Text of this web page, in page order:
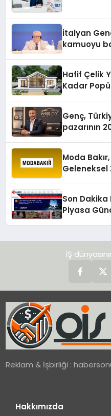
İtalyan
kamuoyu
Hafif Çelik
Kadar
Genç,
pazarının
Moda
Geleneksel
Son
Piyasa
İŞ
Reklam & İşbirliği :
Hakkımızda